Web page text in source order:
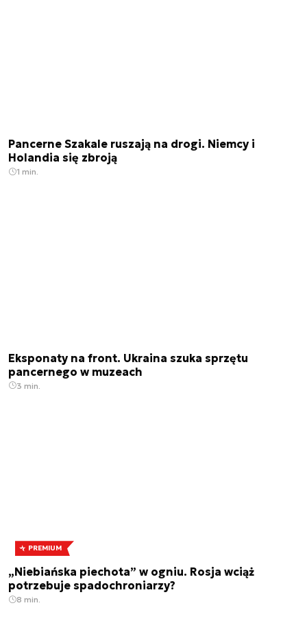
Pancerne Szakale ruszają na drogi. Niemcy i
Holandia się zbroją
1 min.
Eksponaty na front. Ukraina szuka sprzętu
pancernego w muzeach
3 min.
PREMIUM
„Niebiańska piechota” w ogniu. Rosja wciąż
potrzebuje spadochroniarzy?
8 min.